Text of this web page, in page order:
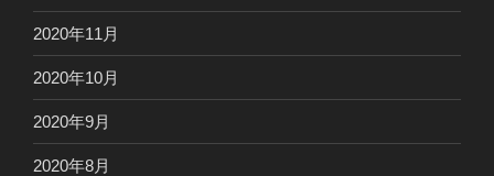
2020年11月
2020年10月
2020年9月
2020年8月